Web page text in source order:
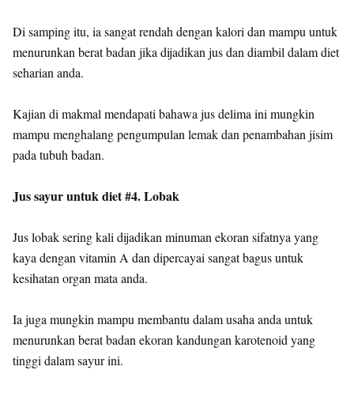
Di samping itu, ia sangat rendah dengan kalori dan mampu untuk
menurunkan berat badan jika dijadikan jus dan diambil dalam diet
seharian anda.
Kajian di makmal mendapati bahawa jus delima ini mungkin
mampu menghalang pengumpulan lemak dan penambahan jisim
pada tubuh badan.
Jus sayur untuk diet #4. Lobak
Jus lobak sering kali dijadikan minuman ekoran sifatnya yang
kaya dengan vitamin A dan dipercayai sangat bagus untuk
kesihatan organ mata anda.
Ia juga mungkin mampu membantu dalam usaha anda untuk
menurunkan berat badan ekoran kandungan karotenoid yang
tinggi dalam sayur ini.